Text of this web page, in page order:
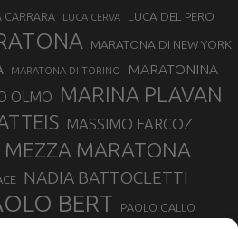
CARRARA LUCA CERVA LUCA DEL PERO
MARATONA DI NEW YORK
MARATONA DI TORINO MARATONINA
OLMO MARINA PLAVAN
MASSIMO FARCOZ
MEZZA MARATONA
NADIA BATTOCLETTI
BERT PAOLO GALLO